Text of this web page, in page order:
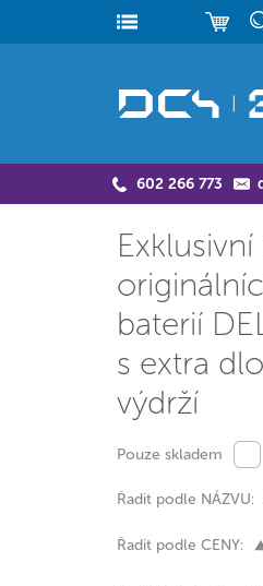
602 266 773
baterií
s extra
výdrží
Pouze skladem
Řadit podle NÁZVU:
Řadit podle CENY: